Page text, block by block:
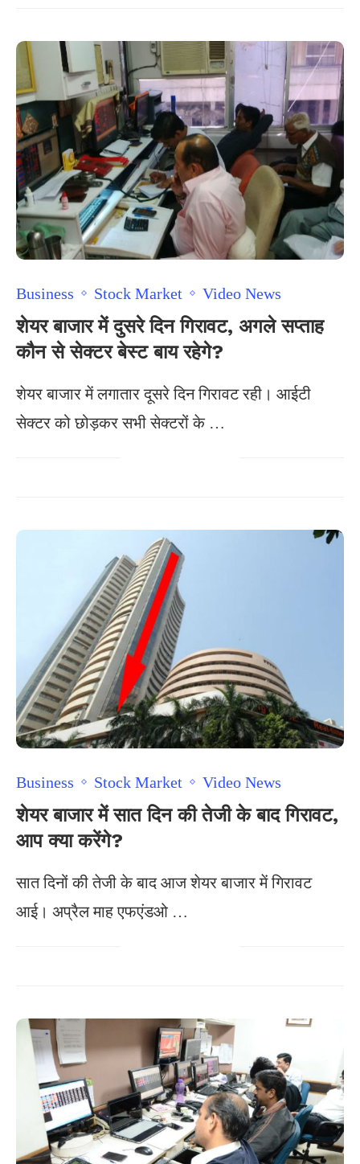
Business Stock Market Video News
शेयर बाजार में दुसरे दिन गिरावट, अगले सप्ताह
कौन से सेक्टर बेस्ट बाय रहेगे?
शेयर बाजार में लगातार दूसरे दिन गिरावट रही। आईटी
सेक्टर को छोड़कर सभी सेक्टरों के …
Business Stock Market Video News
शेयर बाजार में सात दिन की तेजी के बाद गिरावट,
आप क्या करेंगे?
सात दिनों की तेजी के बाद आज शेयर बाजार में गिरावट
आई। अप्रैल माह एफएंडओ …